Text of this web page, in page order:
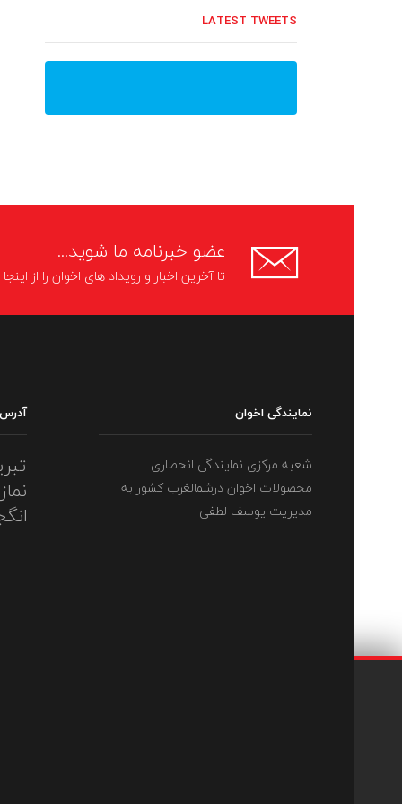
LATEST TWEETS
عضو خبرنامه ما شوید...
تا آخرین اخبار و رویداد های اخوان را از
نمایندگی اخوان
شعبه مرکزی نمایندگی انحصاری
محصولات اخوان درشمالغرب کشور به
مدیریت یوسف لطفی
آدرس